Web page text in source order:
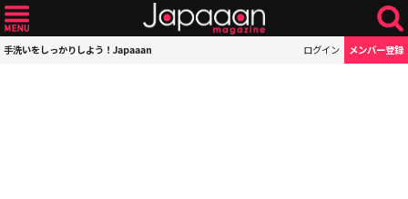
手洗いをしっかりしよう！Japaaan ログイン メンバー登録